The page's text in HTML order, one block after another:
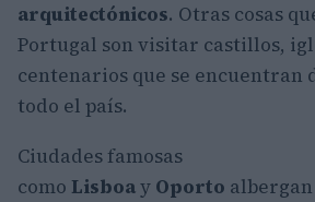
arquitectónicos. Otras cosas
Portugal son visitar castillos,
centenarios que se encuentran
todo el país.
Ciudades famosas
como Lisboay Oporto